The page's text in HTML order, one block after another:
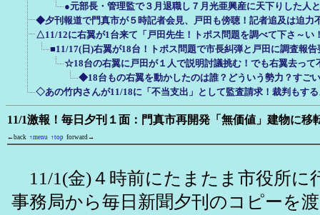
●元部長・管理監で３月退職し７月光亜興産に天下りした人
◆夕刊報道で門真市が５時記者会見、戸田も傍聴！記者追及は迫力
△11/12に右翼が1台来て「戸田先生！トポス問題を調べて下さ～い
■11/17(日)右翼が18台！トポス問題で市長糾弾と戸田に調査報
☆18台の右翼に戸田が１人で説明討議挑む！でも右翼去って
◆18台もの右翼を動かしたのは誰？どういう勢力？すご
◇あの竹内さんが11/18に「不当支出」として監査請求！裁判もす
11/1激報！毎日夕刊１面：門真市再開発「無価値」建物に移
←back ↑menu ↑top forward→
11/1(金)４時前にたまたま市役所に
事務局から毎日新聞夕刊のコピーを